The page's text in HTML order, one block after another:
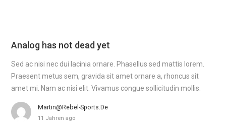
Analog has not dead yet
Sed ac nisi nec dui lacinia ornare. Phasellus sed mattis lorem.
Praesent metus sem, gravida sit amet ornare a, rhoncus sit
amet mi. Nam ac nisi elit. Vivamus congue sollicitudin mollis.
Martin@rebel-Sports.de
11 Jahren ago